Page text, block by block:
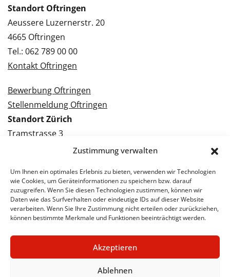
Zustimmung verwalten
Um Ihnen ein optimales Erlebnis zu bieten, verwenden wir Technologien
wie Cookies, um Geräteinformationen zu speichern bzw. darauf
zuzugreifen. Wenn Sie diesen Technologien zustimmen, können wir
Daten wie das Surfverhalten oder eindeutige IDs auf dieser Website
verarbeiten. Wenn Sie Ihre Zustimmung nicht erteilen oder zurückziehen,
können bestimmte Merkmale und Funktionen beeinträchtigt werden.
Akzeptieren
Ablehnen
Standort Oftringen
Aeussere Luzernerstr. 20
4665 Oftringen
Tel.: 062 789 00 00
Kontakt Oftringen
Bewerbung Oftringen
Stellenmeldung Oftringen
Standort Zürich
Tramstrasse 3
Kontakt Zürich
Bewerbung Zürich
Stellenmeldung Zürich